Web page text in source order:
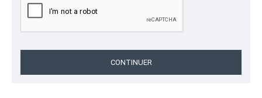
couseuse portative, pièces Fischbein, bag closer
needles, industrial sewing needles, Fischbein 2980,
CONTINUER